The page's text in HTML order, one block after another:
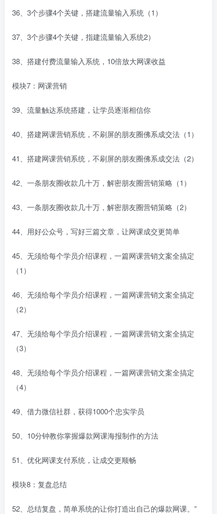
36、3个步骤4个关键，搭建流量输入系统（1）
37、3个步骤4个关键，指建流量输入系统2）
38、搭建付费流量输入系统，10倍放大网课收益
模块7：网课营销
39、流量触达系统搭建，让学员逐渐相信你
40、搭建网课营销系统，不刷屏的朋友圈佛系成交法（1）
41、搭建网课营销系统，不刷屏的朋友圈佛系成交法（2）
42、一条朋友圈收款几十万，解密朋友圈营销策略（1）
43、一条朋友圈收款几十万，解密朋友圈营销策略（2）
44、用好公众号，写好三篇文章，让网课成交更简单
45、无须给每个学员介绍课程，一篇网课营销文案全搞定
（1）
46、无须给每个学员介绍课程，一篇网课营销文案全搞定
（2）
47、无须给每个学员介绍课程，一篇网课营销文案全搞定
（3）
48、无须给每个学员介绍课程，一篇网课营销文案全搞定
（4）
49、借力微信社群，获得1000个忠实学员
50、10分钟教你掌握爆款网课海报制作的方法
51、优化网课支付系统，让成交更顺畅
模块8：复盘总结
52、总结复盘，简单系统的让你打造出自己的爆款网课。”